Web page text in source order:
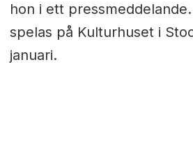
hon i ett
spelas på Kulturhuset i
januari.